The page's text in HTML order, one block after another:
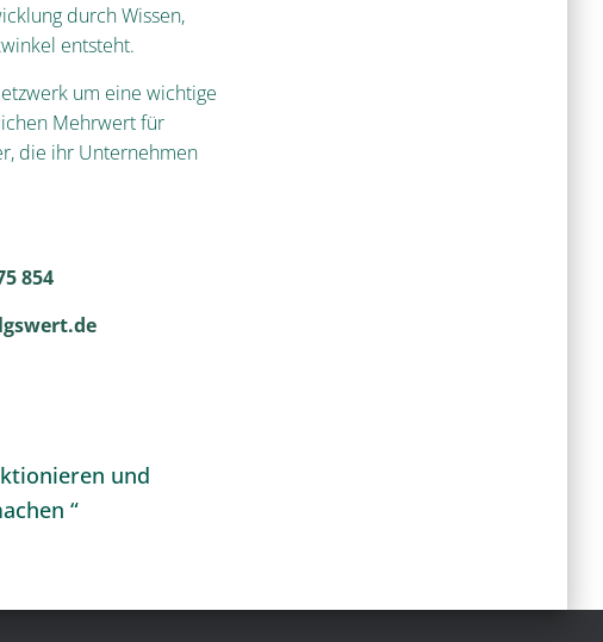
durch Wissen,
entsteht.
um eine wichtige
Mehrwert für
die ihr Unternehmen
854
und
“